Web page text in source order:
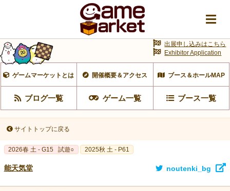
ゲームマーケットとは 開催概要＆アクセス ブース＆ホールMAP
ブログ一覧 ゲーム一覧 ブース一覧
出展申し込みはこちら
Exhibitor Application
サイトトップに戻る
2026春 土 - G15 試遊○ 2025秋 土 - P61
能天気堂 noutenki_bg